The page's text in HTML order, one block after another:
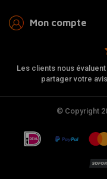
Mon compte
Les clients nous
partager votre
© Copyright